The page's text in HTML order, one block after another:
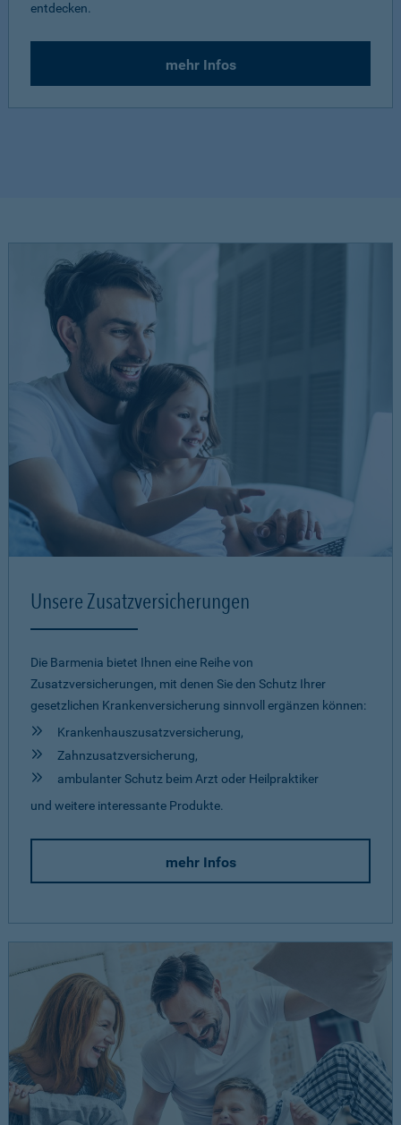
entdecken.
mehr Infos
Unsere Zusatzversicherungen
Die Barmenia bietet Ihnen eine Reihe von
Zusatzversicherungen, mit denen Sie den Schutz Ihrer
gesetzlichen Krankenversicherung sinnvoll ergänzen können:
Krankenhauszusatzversicherung,
Zahnzusatzversicherung,
ambulanter Schutz beim Arzt oder Heilpraktiker
und weitere interessante Produkte.
mehr Infos